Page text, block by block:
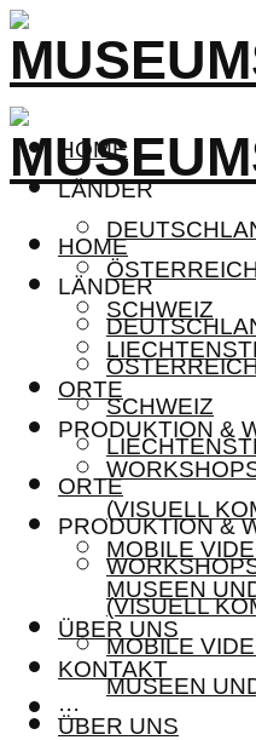
HOME
LÄNDER
SCHWEIZ
ORTE
PRODUKTION &
(VISUELL
MOBILE
MUSEEN
ÜBER UNS
KONTAKT
···
HOME
LÄNDER
SCHWEIZ
ORTE
PRODUKTION &
(VISUELL
MOBILE
MUSEEN
ÜBER UNS